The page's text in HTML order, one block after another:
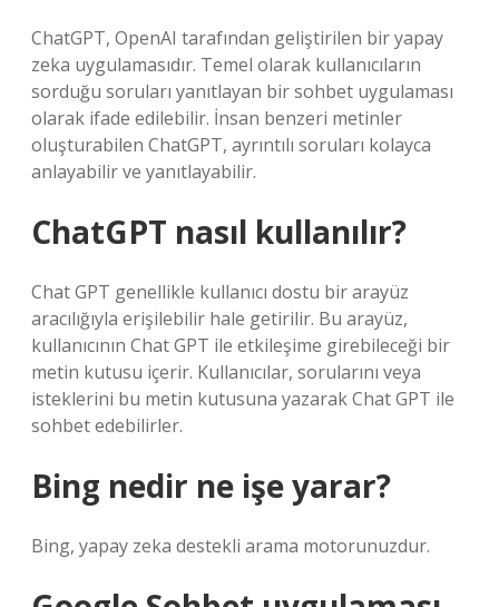
ChatGPT, OpenAI tarafından geliştirilen bir yapay
zeka uygulamasıdır. Temel olarak kullanıcıların
sorduğu soruları yanıtlayan bir sohbet uygulaması
olarak ifade edilebilir. İnsan benzeri metinler
oluşturabilen ChatGPT, ayrıntılı soruları kolayca
anlayabilir ve yanıtlayabilir.
ChatGPT nasıl kullanılır?
Chat GPT genellikle kullanıcı dostu bir arayüz
aracılığıyla erişilebilir hale getirilir. Bu arayüz,
kullanıcının Chat GPT ile etkileşime girebileceği bir
metin kutusu içerir. Kullanıcılar, sorularını veya
isteklerini bu metin kutusuna yazarak Chat GPT ile
sohbet edebilirler.
Bing nedir ne işe yarar?
Bing, yapay zeka destekli arama motorunuzdur.